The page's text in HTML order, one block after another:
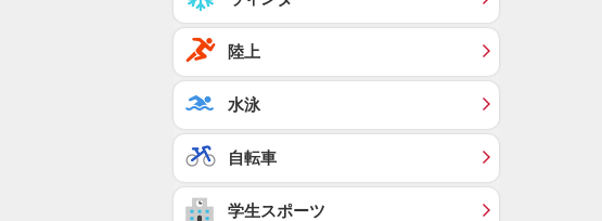
陸上
水泳
自転車
学生スポーツ